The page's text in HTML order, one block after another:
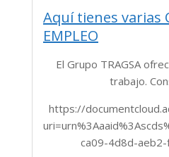
Aquí tienes varias
EMPLEO
El Grupo TRAGSA
trabajo.
https://
ca09-4d8d-